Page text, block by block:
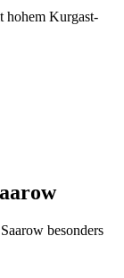
hohem Kurgast-
besonders